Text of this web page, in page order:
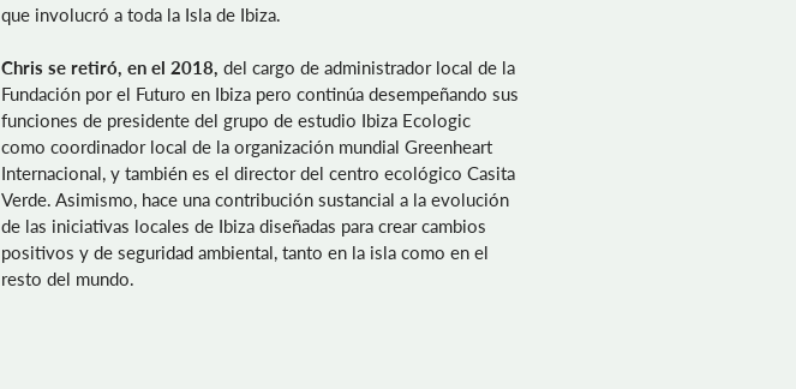
que involucró a toda la Isla de Ibiza.
Chris se retiró, en el 2018, del cargo de administrador local de la
Fundación por el Futuro en Ibiza pero continúa desempeñando sus
funciones de presidente del grupo de estudio Ibiza Ecologic
como coordinador local de la organización mundial Greenheart
Internacional, y también es el director del centro ecológico Casita
Verde. Asimismo, hace una contribución sustancial a la evolución
de las iniciativas locales de Ibiza diseñadas para crear cambios
positivos y de seguridad ambiental, tanto en la isla como en el
resto del mundo.